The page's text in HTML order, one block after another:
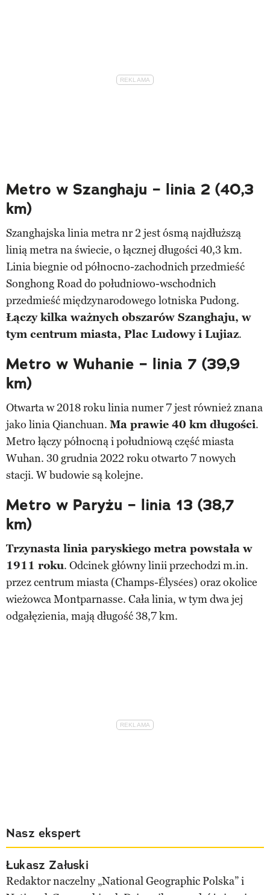
Metro w Szanghaju – linia 2 (40,3
km)
Szanghajska linia metra nr 2 jest ósmą najdłuższą
linią metra na świecie, o łącznej długości 40,3 km.
Linia biegnie od północno-zachodnich przedmieść
Songhong Road do południowo-wschodnich
przedmieść międzynarodowego lotniska Pudong.
Łączy kilka ważnych obszarów Szanghaju, w
tym centrum miasta, Plac Ludowy i Lujiaz.
Metro w Wuhanie – linia 7 (39,9
km)
Otwarta w 2018 roku linia numer 7 jest również znana
jako linia Qianchuan. Ma prawie 40 km długości.
Metro łączy północną i południową część miasta
Wuhan. 30 grudnia 2022 roku otwarto 7 nowych
stacji. W budowie są kolejne.
Metro w Paryżu – linia 13 (38,7
km)
Trzynasta linia paryskiego metra powstała w
1911 roku. Odcinek główny linii przechodzi m.in.
przez centrum miasta (Champs-Élysées) oraz okolice
wieżowca Montparnasse. Cała linia, w tym dwa jej
odgałęzienia, mają długość 38,7 km.
Nasz ekspert
Łukasz Załuski
Redaktor naczelny „National Geographic Polska” i